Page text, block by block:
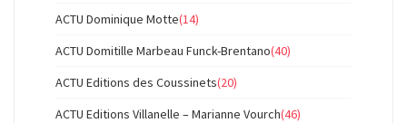
ACTU Dominique Motte(14)
ACTU Domitille Marbeau Funck-Brentano(40)
ACTU Editions des Coussinets(20)
ACTU Editions Villanelle – Marianne Vourch(46)